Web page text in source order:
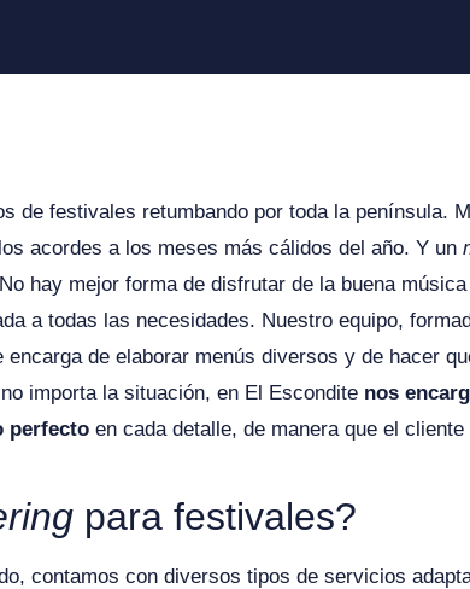
de festivales retumbando por toda la península.
acordes a los meses más cálidos del año. Y un
No hay mejor forma de disfrutar de la buena
a todas las necesidades. Nuestro equipo,
de elaborar menús diversos y de hacer
importa la situación, en El Escondite nos
perfectoen cada detalle, de manera que el cliente
para festivales?
contamos con diversos tipos de servicios